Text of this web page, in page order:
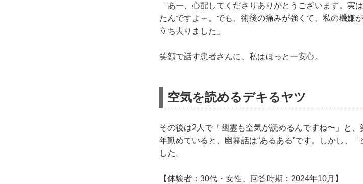
「あー、心配してくださりありがとうございます。実
たんですよ～。でも、術後の痛みが強くて、私の機嫌
立ち去りました」
笑顔で話す患者さんに、私はほっと一安心。
空気を読めるデキるヤツ
その後は2人で「幽霊も空気が読めるんですね〜」と
年勤めていると、幽霊話は“あるある”です。しかし、
した。
【体験者：30代・女性、回答時期：2024年10月】